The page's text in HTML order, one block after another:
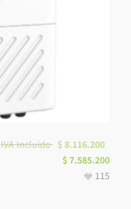
IVA Incluido $8.116.200
$7.585.200
115